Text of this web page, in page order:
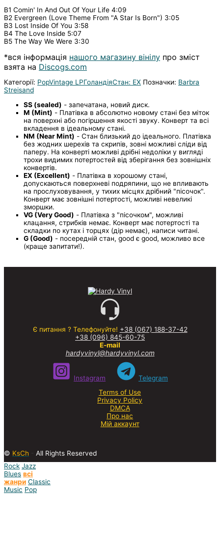
B1 Comin' In And Out Of Your Life 4:09
B2 Evergreen (Love Theme From "A Star Is Born") 3:05
B3 Lost Inside Of You 3:58
B4 The Love Inside 5:07
B5 The Way We Were 3:30
*вся інформація нашого магазину вінілу про зміст
взята на Discogs.com
Категорії: PopVintage LPГоландiяСтан: EX Позначки: Barbra
Streisand
SS (sealed) - запечатана, новий диск.
M (Mint) - Платівка в абсолютно новому стані без міток
на поверхні або погіршення якості звуку. Конверт та всі
вкладення в ідеальному стані.
NM (Near Mint) - Стан близький до ідеального. Платівка
без жодних шерехів та скрипів, зовні можливі сліди від
паперу. На конверті можливі дрібні недоліки у вигляді
трохи видимих потертостей від зберігання без зовнішніх
конвертів.
EX (Excellent) - Платівка в хорошому стані,
допускаються поверхневі подряпини, що не впливають
на прослуховування, у тихих місцях дрібний "пісочок".
Конверт має зовнішні потертості, можливі невеликі
зморшки.
VG (Very Good) - Платівка з "пісочком", можливі
клацання, стрибків немає. Конверт має потертості та
складки по кутах і торцях (дір немає), написи читані.
G (Good) - посередній стан, good є good, можливо все
(краще запитати!).
Є питання ? Телефонуйте! +38 (067) 188-37-42
+38 (096) 845-60-75
E-mail
hardyvinyl@hardyvinyl.com
Instagram
Telegram
Terms of Use
Privacy Policy
DMCA
Про нас
Мій аккаунт
© KsCh
All Rights Reserved
Rock Jazz
Blues всі
жанри Classic
Music Pop